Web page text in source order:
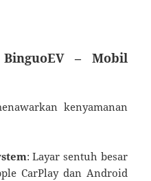
– Mobil
kenyamanan
: Layar sentuh besar
CarPlay dan Android